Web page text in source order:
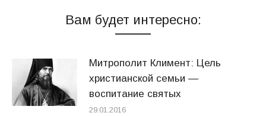
Вам будет интересно:
Митрополит Климент: Цель
христианской семьи —
воспитание святых
29.01.2016